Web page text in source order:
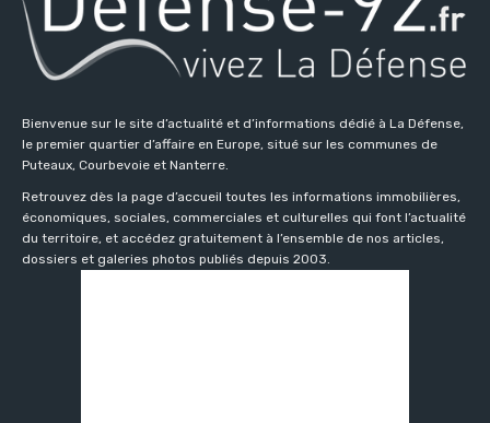
Bienvenue sur le site d’actualité et d’informations dédié à La Défense,
le premier quartier d’affaire en Europe, situé sur les communes de
Puteaux, Courbevoie et Nanterre.
Retrouvez dès la page d’accueil toutes les informations immobilières,
économiques, sociales, commerciales et culturelles qui font l’actualité
du territoire, et accédez gratuitement à l’ensemble de nos articles,
dossiers et galeries photos publiés depuis 2003.